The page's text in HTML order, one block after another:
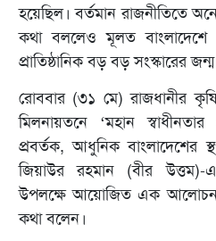
হয়েছিল। বর্তমান রাজনীতিতে
কথা বললেও মূলত বাংলাদেশে
প্রাতিষ্ঠানিক বড় বড় সংস্কারের
রোববার (৩১ মে) রাজধানীর
মিলনায়তনে ‘মহান
প্রবর্তক, আধুনিক বাংলাদেশের
জিয়াউর রহমান (বীর উত্তম)-
উপলক্ষে আয়োজিত এক
কথা বলেন।